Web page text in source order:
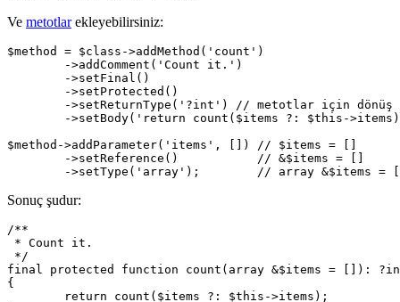
Ve metotlarekleyebilirsiniz:
$method = $class->addMethod('count')
$method->addParameter('items', []) // $items = []
Sonuç şudur:
/**
* Count it.
*/
final protected function count(array &$items = []):
{